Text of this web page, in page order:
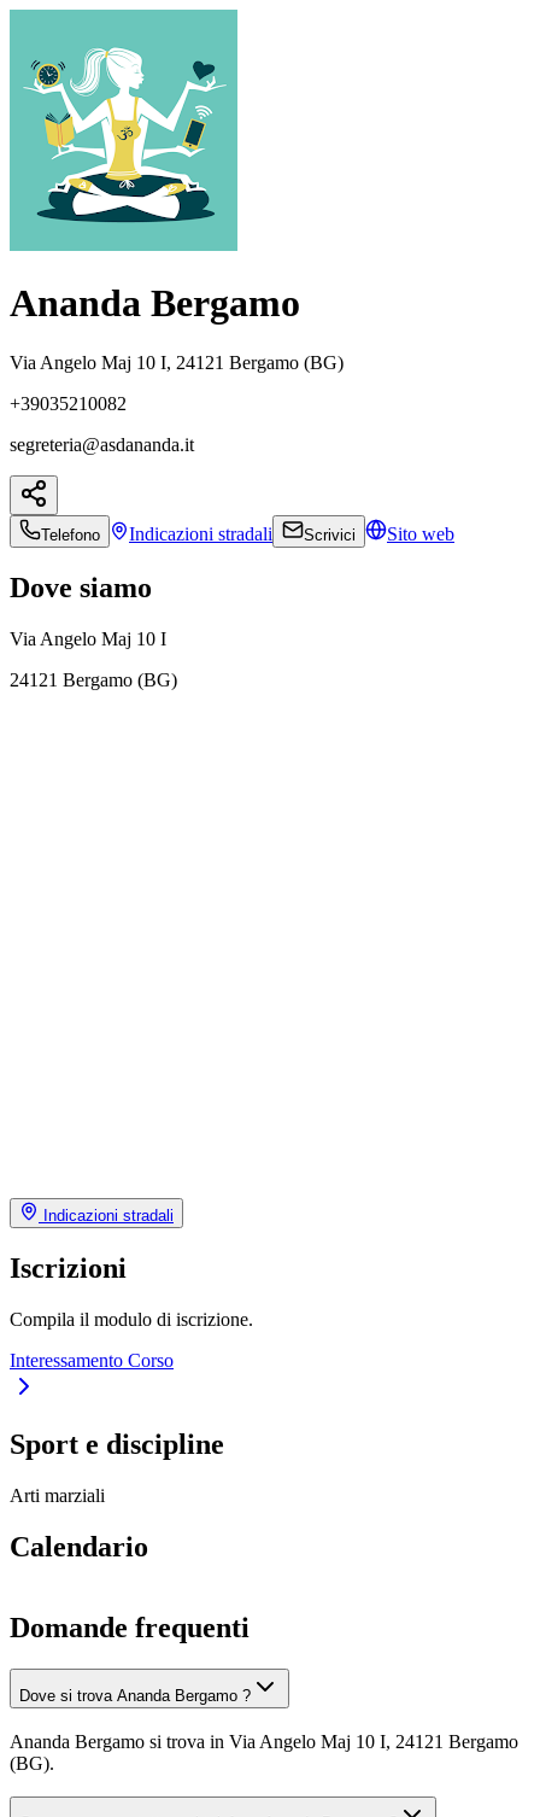
Ananda Bergamo
Via Angelo Maj 10 I, 24121 Bergamo (BG)
+39035210082
segreteria@asdananda.it
Telefono Indicazioni stradali Scrivici Sito web
Dove siamo
Via Angelo Maj 10 I
24121 Bergamo (BG)
Indicazioni stradali
Iscrizioni
Compila il modulo di iscrizione.
Interessamento Corso
Sport e discipline
Arti marziali
Calendario
Domande frequenti
Dove si trova Ananda Bergamo ?
Ananda Bergamo si trova in Via Angelo Maj 10 I, 24121 Bergamo
(BG).